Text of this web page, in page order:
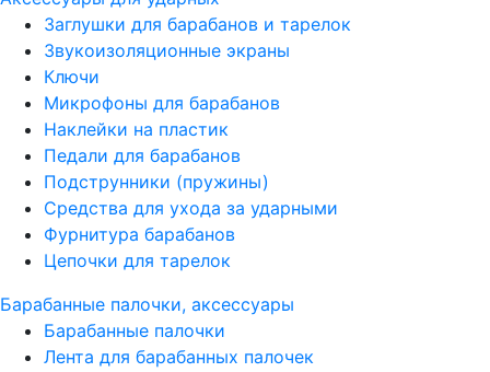
Заглушки для барабанов и тарелок
Звукоизоляционные экраны
Ключи
Микрофоны для барабанов
Наклейки на пластик
Педали для барабанов
Подструнники (пружины)
Средства для ухода за ударными
Фурнитура барабанов
Цепочки для тарелок
Барабанные палочки, аксессуары
Барабанные палочки
Лента для барабанных палочек